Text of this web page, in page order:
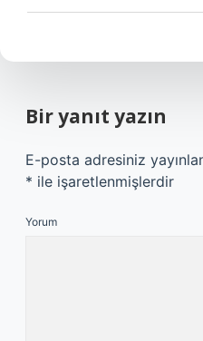
Bir yanıt yazın
E-posta adresiniz
* ile işaretlenmişlerdir
Yorum